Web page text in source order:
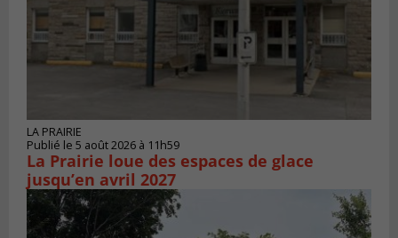
LA PRAIRIE
Publié le 5 août 2026 à 11h59
La Prairie loue des espaces de glace
jusqu’en avril 2027